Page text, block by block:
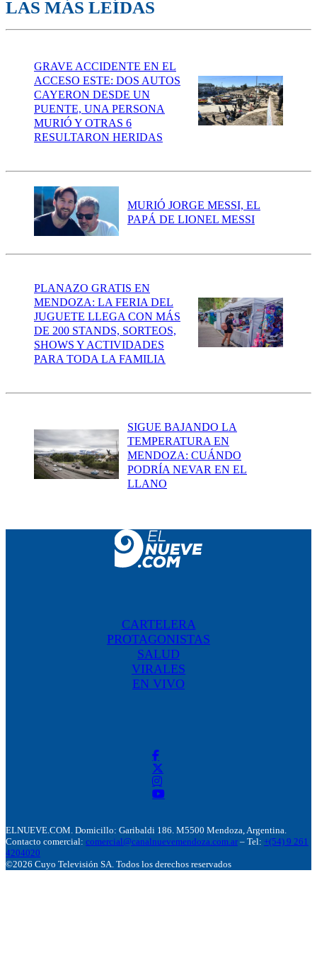
LAS MÁS LEÍDAS
GRAVE ACCIDENTE EN EL
ACCESO ESTE: DOS AUTOS
CAYERON DESDE UN
PUENTE, UNA PERSONA
MURIÓ Y OTRAS 6
RESULTARON HERIDAS
MURIÓ JORGE MESSI, EL
PAPÁ DE LIONEL MESSI
PLANAZO GRATIS EN
MENDOZA: LA FERIA DEL
JUGUETE LLEGA CON MÁS
DE 200 STANDS, SORTEOS,
SHOWS Y ACTIVIDADES
PARA TODA LA FAMILIA
SIGUE BAJANDO LA
TEMPERATURA EN
MENDOZA: CUÁNDO
PODRÍA NEVAR EN EL
LLANO
CARTELERA
PROTAGONISTAS
SALUD
VIRALES
EN VIVO
ELNUEVE.COM. Domicillo: Garibaldi 186. M5500 Mendoza, Argentina.
Contacto comercial: comercial@canalnuevemendoza.com.ar – Tel: +(54) 9 261
4204020
©2026 Cuyo Televisión SA. Todos los derechos reservados